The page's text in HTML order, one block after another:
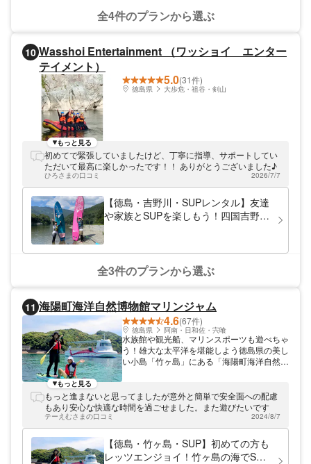
動と安全なダイビング講習が評価され、経済
産業省認可の団体JRDAより、優良事業所と
全国ナンバーワンを3度受賞しました☆ 皆さ
トします！美しい熱帯魚が棲む豊かな黒潮の
海を楽しみましょう！
全4件のプランから選ぶ
10 Wasshoi Entertainment （ワッショイ エンター
テイメント）
5.0(31件)
徳島県 大歩危・祖谷・剣山
もっと見る
初めてで緊張していましたけど、丁寧に指導、サポートしてい
ただいて最高に楽しかったです！！ ありがとうございました♪
ひろさまの口コミ 2026/7/7
【徳島・吉野川・SUPレンタル】友達
や家族とSUPを楽しもう！四国吉野川
全3件のプランから選ぶ
11 海陽町海洋自然博物館マリンジャム
4.6(67件)
徳島県 阿南・日和佐・宍喰
水族館や観光船、マリンスポーツも遊べちゃ
う！雄大な太平洋を堪能しよう徳島県の美し
い小島「竹ヶ島」にある「海陽町海洋自然博
国八十八景に選定されたブルーマリン号の乗
船など、様々な体験をご用意しています！雄
大な太平洋に棲むサンゴや熱帯魚たちも間近
で観察できますよ。竹ヶ島の海をぜひご体感
ください！
もっと見る
もっと進まないと思ってましたが意外と簡単で安全面への配慮
もあり安心な快適な時間を過ごせました。また遊びたいです
テーえむさまの口コミ 2024/8/7
【徳島・竹ヶ島・SUP】初めての方も
レッツエンジョイ！竹ヶ島の海でSUP